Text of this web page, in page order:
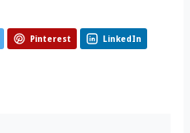
Pinterest LinkedIn